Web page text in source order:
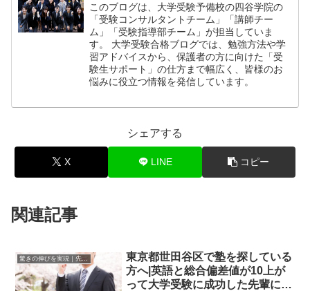
このブログは、大学受験予備校の四谷学院の
「受験コンサルタントチーム」「講師チー
ム」「受験指導部チーム」が担当していま
す。 大学受験合格ブログでは、勉強方法や学
習アドバイスから、保護者の方に向けた「受
験生サポート」の仕方まで幅広く、皆様のお
悩みに役立つ情報を発信しています。
シェアする
X LINE コピー
関連記事
東京都世田谷区で塾を探している
方へ|英語と総合偏差値が10上が
って大学受験に成功した先輩にイ